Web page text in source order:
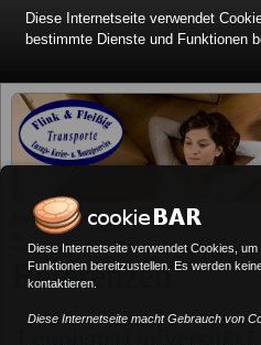
Home»Referenzen
Referenzen
Diese Internetseite verwendet Cookies,
Funktionen bereitzustellen. Es werden
kontaktieren.
Diese Internetseite macht Gebrauch von
Diese Internetseite verwendet
bestimmte Dienste und Funktionen